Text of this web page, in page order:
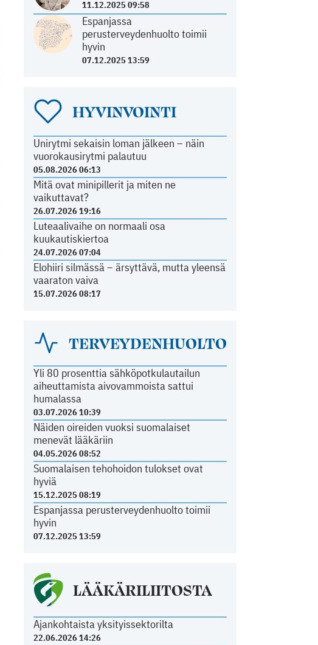
11.12.2025 09:58
Espanjassa
perusterveydenhuolto toimii
hyvin
07.12.2025 13:59
HYVINVOINTI
Unirytmi sekaisin loman jälkeen – näin
vuorokausirytmi palautuu
05.08.2026 06:13
Mitä ovat minipillerit ja miten ne
vaikuttavat?
26.07.2026 19:16
Luteaalivaihe on normaali osa
kuukautiskiertoa
24.07.2026 07:04
Elohiiri silmässä – ärsyttävä, mutta yleensä
vaaraton vaiva
15.07.2026 08:17
TERVEYDENHUOLTO
Yli 80 prosenttia sähköpotkulautailun
aiheuttamista aivovammoista sattui
humalassa
03.07.2026 10:39
Näiden oireiden vuoksi suomalaiset
menevät lääkäriin
04.05.2026 08:52
Suomalaisen tehohoidon tulokset ovat
hyviä
15.12.2025 08:19
Espanjassa perusterveydenhuolto toimii
hyvin
07.12.2025 13:59
LÄÄKÄRILIITOSTA
Ajankohtaista yksityissektorilta
22.06.2026 14:26